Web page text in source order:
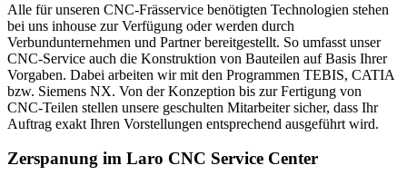
Alle für unseren CNC-Frässervice benötigten Technologien stehen
bei uns inhouse zur Verfügung oder werden durch
Verbundunternehmen und Partner bereitgestellt. So umfasst unser
CNC-Service auch die Konstruktion von Bauteilen auf Basis Ihrer
Vorgaben. Dabei arbeiten wir mit den Programmen TEBIS, CATIA
bzw. Siemens NX. Von der Konzeption bis zur Fertigung von
CNC-Teilen stellen unsere geschulten Mitarbeiter sicher, dass Ihr
Auftrag exakt Ihren Vorstellungen entsprechend ausgeführt wird.
Zerspanung im Laro CNC Service Center